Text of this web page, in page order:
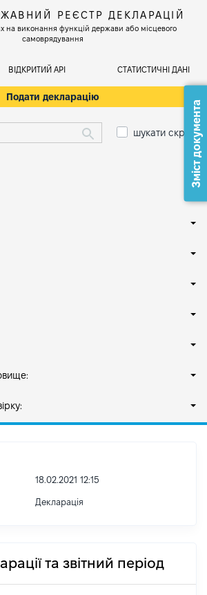
РЕЄСТР ДЕКЛАРАЦІЙ
на виконання функцій держави або місцевого
самоврядування
ВІДКРИТИЙ АРІ СТАТИСТИЧНІ ДАНІ
Подати декларацію
шукати скрізь
18.02.2021 12:15
Декларація
та звітний період
Зміст документа